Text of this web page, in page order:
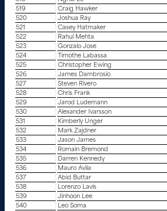
519
Craig Hawker
520
Joshua Ray
521
Casey Hatmaker
522
Rahul Mehta
523
Gonzalo Jose
524
Timothe Labassa
525
Christopher Ewing
526
James Dambrosio
527
Steven Rivero
528
Chris Frank
529
Jarod Ludemann
530
Alexander Ivarsson
531
Kimberly Unger
532
Mark Zajdner
533
Jason James
534
Romain Bremond
535
Darren Kennedy
536
Mauro Avila
537
Abid Buttar
538
Lorenzo Lavis
539
Jinhoon Lee
540
Leo Soma